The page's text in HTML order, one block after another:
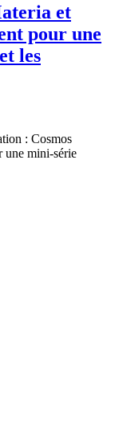
et
pour une
les
: Cosmos
une mini-série